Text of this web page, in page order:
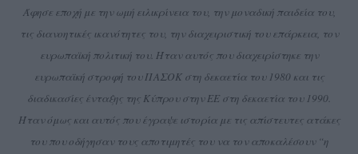
Άφησε εποχή με την ωμή ειλικρίνεια του, την μοναδική παιδεία του,
τις διανοητικές ικανότητες του, την διαχειριστική του επάρκεια, τον
ευρωπαϊκή πολιτική του. Ήταν αυτός που διαχειρίστηκε την
ευρωπαϊκή στροφή του ΠΑΣΟΚ στη δεκαετία του 1980 και τις
διαδικασίες ένταξης της Κύπρου στην ΕΕ στη δεκαετία του 1990.
Ήταν όμως και αυτός που έγραψε ιστορία με τις απίστευτες ατάκες
του που οδήγησαν τους αποτιμητές του να τον αποκαλέσουν “η